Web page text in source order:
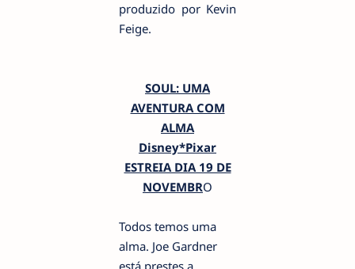
produzido por Kevin
Feige.
SOUL: UMA
AVENTURA COM
ALMA
Disney*Pixar
ESTREIA DIA 19 DE
NOVEMBRO
Todos temos uma
alma. Joe Gardner